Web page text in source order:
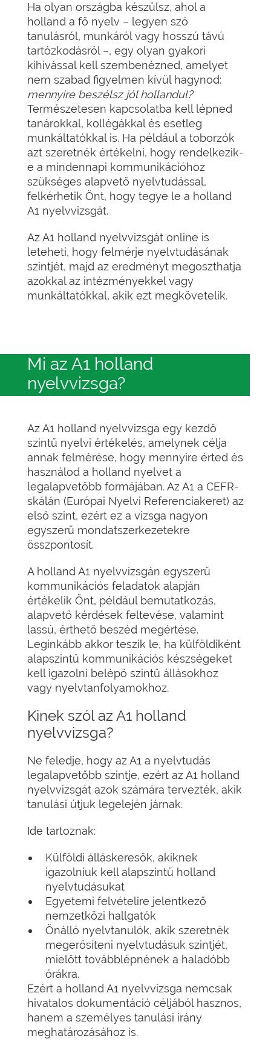
Ha olyan országba készülsz, ahol a
holland a fő nyelv – legyen szó
tanulásról, munkáról vagy hosszú távú
tartózkodásról –, egy olyan gyakori
kihívással kell szembenézned, amelyet
nem szabad figyelmen kívül hagynod:
mennyire beszélsz jól hollandul?
Természetesen kapcsolatba kell lépned
tanárokkal, kollégákkal és esetleg
munkáltatókkal is. Ha például a toborzók
azt szeretnék értékelni, hogy rendelkezik-
e a mindennapi kommunikációhoz
szükséges alapvető nyelvtudással,
felkérhetik Önt, hogy tegye le a holland
A1 nyelvvizsgát.
Az A1 holland nyelvvizsgát online is
leteheti, hogy felmérje nyelvtudásának
szintjét, majd az eredményt megoszthatja
azokkal az intézményekkel vagy
munkáltatókkal, akik ezt megkövetelik.
Mi az A1 holland
nyelvvizsga?
Az A1 holland nyelvvizsga egy kezdő
szintű nyelvi értékelés, amelynek célja
annak felmérése, hogy mennyire érted és
használod a holland nyelvet a
legalapvetőbb formájában. Az A1 a CEFR-
skálán (Európai Nyelvi Referenciakeret) az
első szint, ezért ez a vizsga nagyon
egyszerű mondatszerkezetekre
összpontosít.
A holland A1 nyelvvizsgán egyszerű
kommunikációs feladatok alapján
értékelik Önt, például bemutatkozás,
alapvető kérdések feltevése, valamint
lassú, érthető beszéd megértése.
Leginkább akkor teszik le, ha külföldiként
alapszintű kommunikációs készségeket
kell igazolni belépő szintű állásokhoz
vagy nyelvtanfolyamokhoz.
Kinek szól az A1 holland
nyelvvizsga?
Ne feledje, hogy az A1 a nyelvtudás
legalapvetőbb szintje, ezért az A1 holland
nyelvvizsgát azok számára tervezték, akik
tanulási útjuk legelején járnak.
Ide tartoznak:
Külföldi álláskeresők, akiknek
igazolniuk kell alapszintű holland
nyelvtudásukat
Egyetemi felvételire jelentkező
nemzetközi hallgatók
Önálló nyelvtanulók, akik szeretnék
megerősíteni nyelvtudásuk szintjét,
mielőtt továbblépnének a haladóbb
órákra.
Ezért a holland A1 nyelvvizsga nemcsak
hivatalos dokumentáció céljából hasznos,
hanem a személyes tanulási irány
meghatározásához is.